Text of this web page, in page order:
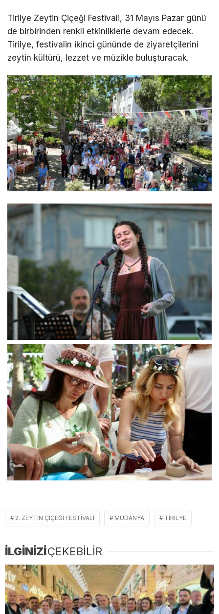
Tirilye Zeytin Çiçeği Festivali, 31 Mayıs Pazar günü
de birbirinden renkli etkinliklerle devam edecek.
Tirilye, festivalin ikinci gününde de ziyaretçilerini
zeytin kültürü, lezzet ve müzikle buluşturacak.
2. ZEYTIN ÇIÇEĞI FESTIVALI MUDANYA TIRILYE
İLGİNİZİÇEKEBİLİR